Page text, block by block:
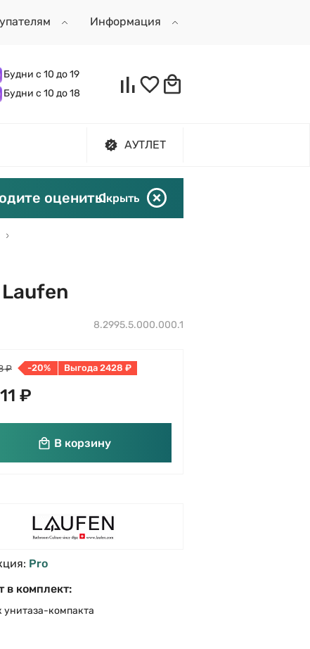
Информация
Будни с 10 до 19
Будни с 10 до 18
АУТЛЕТ
оценить!Скрыть
8.2995.5.000.000.1
₽ -20% Выгода 2428 ₽
₽
В корзину
Pro
в комплект:
унитаза-компакта